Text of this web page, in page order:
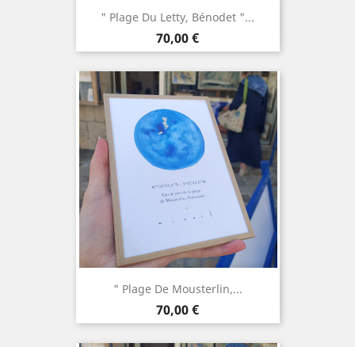
" Plage Du Letty, Bénodet "...
Prix
70,00 €
" Plage De Mousterlin,...
Prix
70,00 €